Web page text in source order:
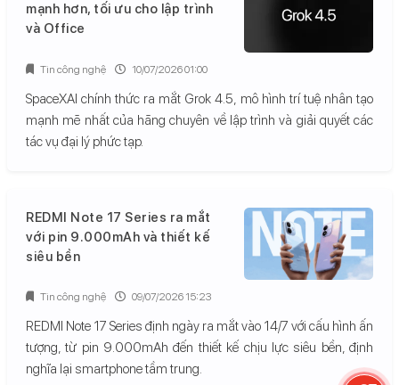
mạnh hơn, tối ưu cho lập trình
và Office
SpaceXAI chính thức ra mắt Grok 4.5, mô hình trí tuệ nhân tạo
mạnh mẽ nhất của hãng chuyên về lập trình và giải quyết các
tác vụ đại lý phức tạp.
Tin công nghệ 10/07/2026 01:00
REDMI Note 17 Series ra mắt
với pin 9.000mAh và thiết kế
siêu bền
REDMI Note 17 Series định ngày ra mắt vào 14/7 với cấu hình ấn
tượng, từ pin 9.000mAh đến thiết kế chịu lực siêu bền, định
nghĩa lại smartphone tầm trung.
Tin công nghệ 09/07/2026 15:23